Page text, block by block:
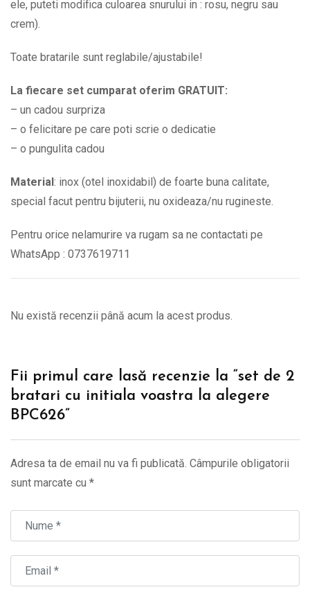
ele, puteti modifica culoarea snurului in : rosu, negru sau
crem).
Toate bratarile sunt reglabile/ajustabile!
La fiecare set cumparat oferim GRATUIT:
– un cadou surpriza
– o felicitare pe care poti scrie o dedicatie
– o pungulita cadou
Material : inox (otel inoxidabil) de foarte buna calitate,
special facut pentru bijuterii, nu oxideaza/nu rugineste.
Pentru orice nelamurire va rugam sa ne contactati pe
WhatsApp : 0737619711
Nu există recenzii până acum la acest produs.
Fii primul care lasă recenzie la “set de 2
bratari cu initiala voastra la alegere
BPC626”
Adresa ta de email nu va fi publicată. Câmpurile obligatorii
sunt marcate cu *